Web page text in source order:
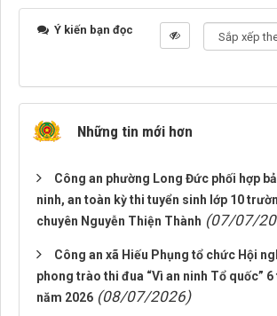
Ý kiến bạn đọc
Những tin mới hơn
Công an phường Long Đức phối hợp
ninh, an toàn kỳ thi tuyển sinh lớp 10
chuyên Nguyễn Thiện Thành (07/07/
Công an xã Hiếu Phụng tổ chức Hội
phong trào thi đua “Vì an ninh Tổ quốc”
năm 2026 (08/07/2026)